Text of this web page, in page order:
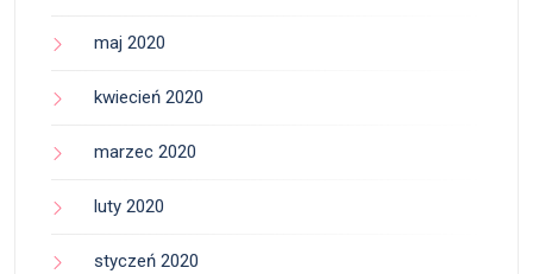
maj 2020
kwiecień 2020
marzec 2020
luty 2020
styczeń 2020